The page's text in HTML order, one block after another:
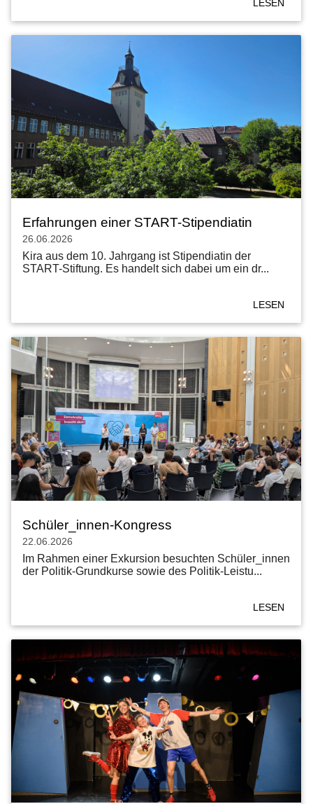
LESEN
Erfahrungen einer START-Stipendiatin
26.06.2026
Kira aus dem 10. Jahrgang ist Stipendiatin der
START-Stiftung. Es handelt sich dabei um ein dr...
LESEN
Schüler_innen-Kongress
22.06.2026
Im Rahmen einer Exkursion besuchten Schüler_innen
der Politik-Grundkurse sowie des Politik-Leistu...
LESEN